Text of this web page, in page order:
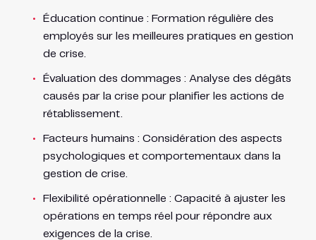
Éducation continue : Formation régulière des
employés sur les meilleures pratiques en gestion
de crise.
Évaluation des dommages : Analyse des dégâts
causés par la crise pour planifier les actions de
rétablissement.
Facteurs humains : Considération des aspects
psychologiques et comportementaux dans la
gestion de crise.
Flexibilité opérationnelle : Capacité à ajuster les
opérations en temps réel pour répondre aux
exigences de la crise.